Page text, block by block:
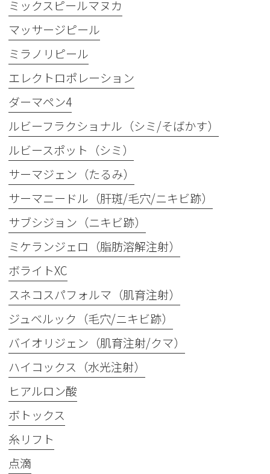
ミックスピールマヌカ
マッサージピール
ミラノリピール
エレクトロポレーション
ダーマペン4
ルビーフラクショナル（シミ/そばかす）
ルビースポット（シミ）
サーマジェン（たるみ）
サーマニードル（肝斑/毛穴/ニキビ跡）
サブシジョン（ニキビ跡）
ミケランジェロ（脂肪溶解注射）
ボライトXC
スネコスパフォルマ（肌育注射）
ジュベルック（毛穴/ニキビ跡）
バイオリジェン（肌育注射/クマ）
ハイコックス（水光注射）
ヒアルロン酸
ボトックス
糸リフト
点滴